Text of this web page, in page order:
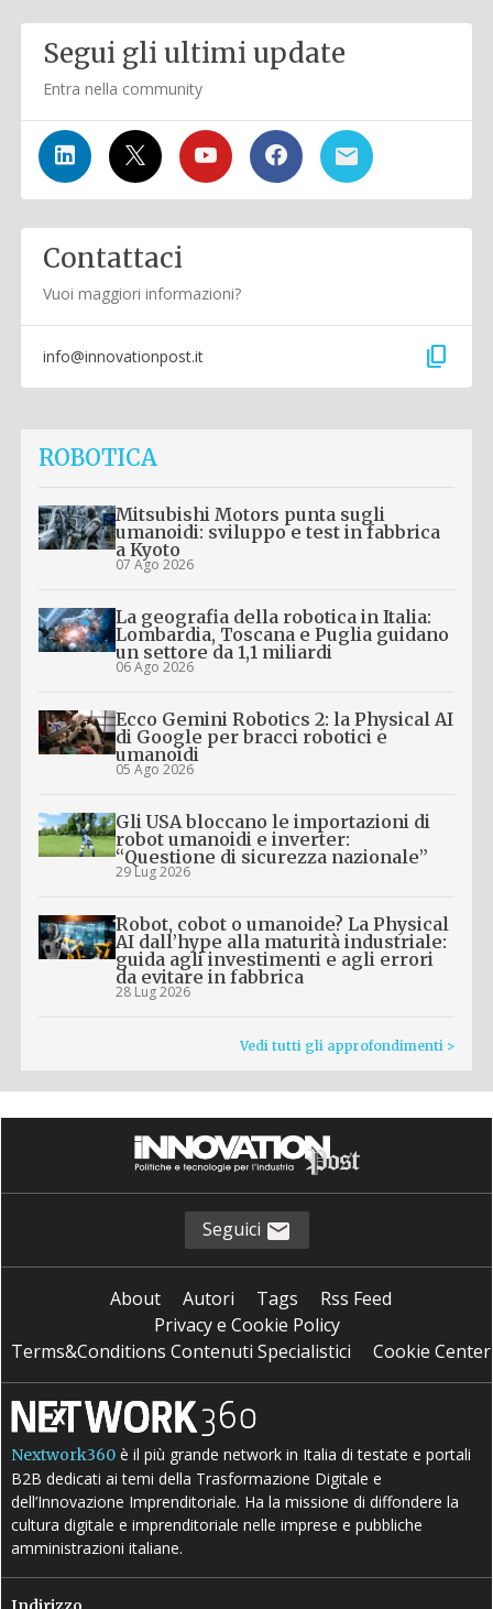
Segui gli ultimi update
Entra nella community
Contattaci
Vuoi maggiori informazioni?
info@innovationpost.it content_copy
ROBOTICA
Mitsubishi Motors punta sugli
umanoidi: sviluppo e test in fabbrica
a Kyoto
07 Ago 2026
La geografia della robotica in Italia:
Lombardia, Toscana e Puglia guidano
un settore da 1,1 miliardi
06 Ago 2026
Ecco Gemini Robotics 2: la Physical AI
di Google per bracci robotici e
umanoidi
05 Ago 2026
Gli USA bloccano le importazioni di
robot umanoidi e inverter:
“Questione di sicurezza nazionale”
29 Lug 2026
Robot, cobot o umanoide? La Physical
AI dall’hype alla maturità industriale:
guida agli investimenti e agli errori
da evitare in fabbrica
28 Lug 2026
Vedi tutti gli approfondimenti >
Seguici
About Autori Tags
Rss Feed
Privacy e Cookie Policy
Terms&Conditions Contenuti Specialistici
Cookie Center
Nextwork360 è il più grande network in Italia di testate e portali
B2B dedicati ai temi della Trasformazione Digitale e
dell’Innovazione Imprenditoriale. Ha la missione di diffondere la
cultura digitale e imprenditoriale nelle imprese e pubbliche
amministrazioni italiane.